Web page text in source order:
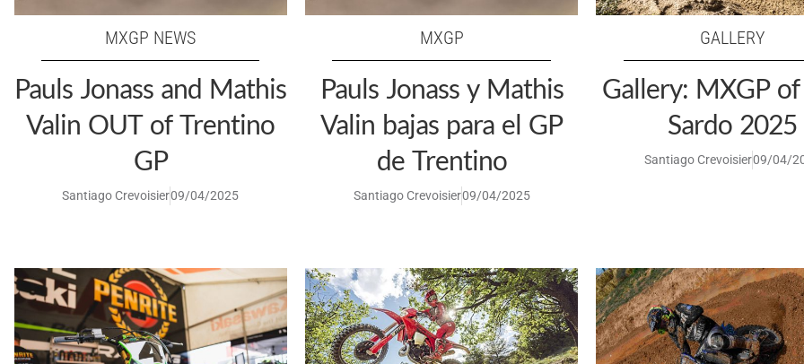
MXGP NEWS
Pauls Jonass and Mathis
Valin OUT of Trentino
GP
Santiago Crevoisier09/04/2025
MXGP
Pauls Jonass y Mathis
Valin bajas para el GP
de Trentino
Santiago Crevoisier09/04/2025
GALLERY
Gallery: MXGP
Sardo 2025
Santiago Crevoisier09/04/